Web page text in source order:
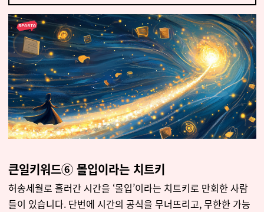
큰일키워드⑥ 몰입이라는 치트키
허송세월로 흘러간 시간을 ‘몰입’이라는 치트키로 만회한 사람
들이 있습니다. 단번에 시간의 공식을 무너뜨리고, 무한한 가능